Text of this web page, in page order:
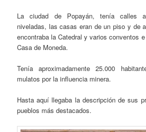
La ciudad de Popayán, tenía calles
niveladas, las casas eran de un piso y de
encontraba la Catedral y varios conventos
Casa de Moneda.
Tenía aproximadamente 25.000
mulatos por la influencia minera.
Hasta aquí llegaba la descripción de sus
pueblos más destacados.